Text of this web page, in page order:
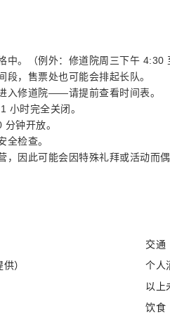
中。（例外：修道院周三下午 4:30
，售票处也可能会排起长队。
入修道院——请提前查看时间表。
小时完全关闭。
钟开放。
全检查。
，因此可能会因特殊礼拜或活动而
）
交通
个人
以上
饮食